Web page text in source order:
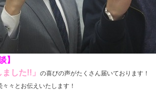
】
ました!!」 の喜びの声がたくさん届いております！
々々とお伝えいたします！